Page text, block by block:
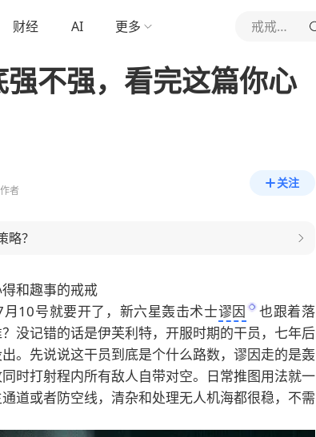
财经 AI 更多 戒戒说游戏
不强，看完这篇你心
者
关注
？
和趣事的戒戒
10号就要开了，新六星轰击术士谬因
也跟着落
没记错的话是伊芙利特，开服时期的干员，七年后
。先说说这干员到底是个什么路数，谬因走的是轰
时打射程内所有敌人自带对空。日常推图用法就一
道或者防空线，清杂和处理无人机海都很稳，不需